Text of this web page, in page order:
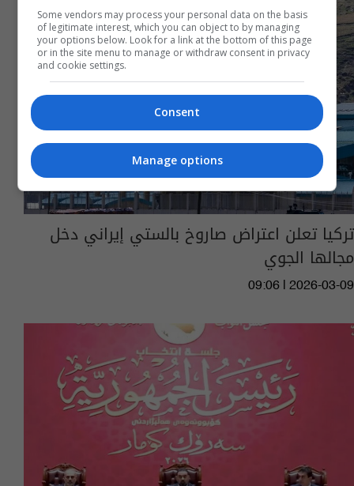
تركيا تعلن اعتراض صاروخ بالستي إيراني دخل
مجالها الجوي
09:06 | 2026-03-09
Some vendors may process your personal data on the basis
of legitimate interest, which you can object to by managing
your options below. Look for a link at the bottom of this page
or in the site menu to manage or withdraw consent in privacy
and cookie settings.
Consent
Manage options